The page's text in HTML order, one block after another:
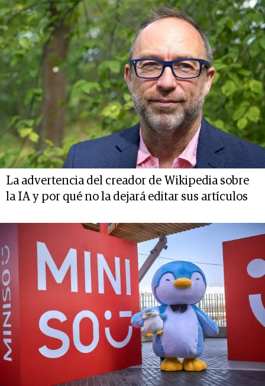
La advertencia del creador de Wikipedia sobre
la IA y por qué no la dejará editar sus artículos